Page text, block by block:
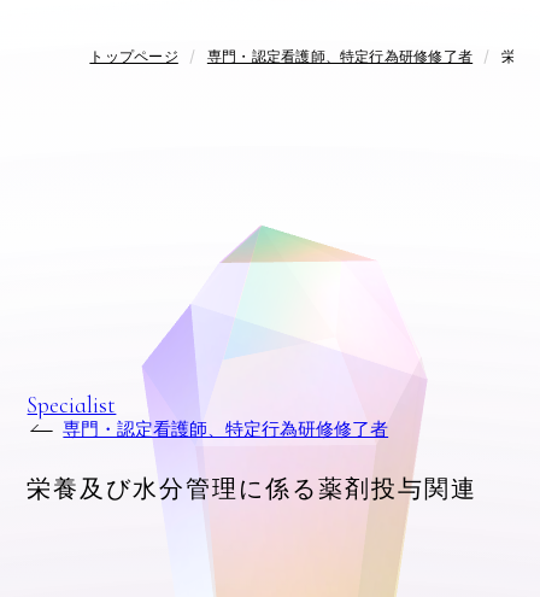
トップページ 専門・認定看護師、特定行為研修修了者 栄養
Specialist
専門・認定看護師、特定行為研修修了者
栄養及び水分管理に係る薬剤投与関連